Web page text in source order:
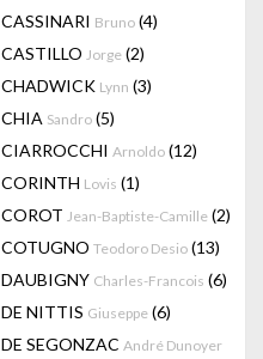
CASSINARI Bruno (4)
CASTILLO Jorge (2)
CHADWICK Lynn (3)
CHIA Sandro (5)
CIARROCCHI Arnoldo (12)
CORINTH Lovis (1)
COROT Jean-Baptiste-Camille (2)
COTUGNO Teodoro Desio (13)
DAUBIGNY Charles-Francois (6)
DE NITTIS Giuseppe (6)
DE SEGONZAC André Dunoyer